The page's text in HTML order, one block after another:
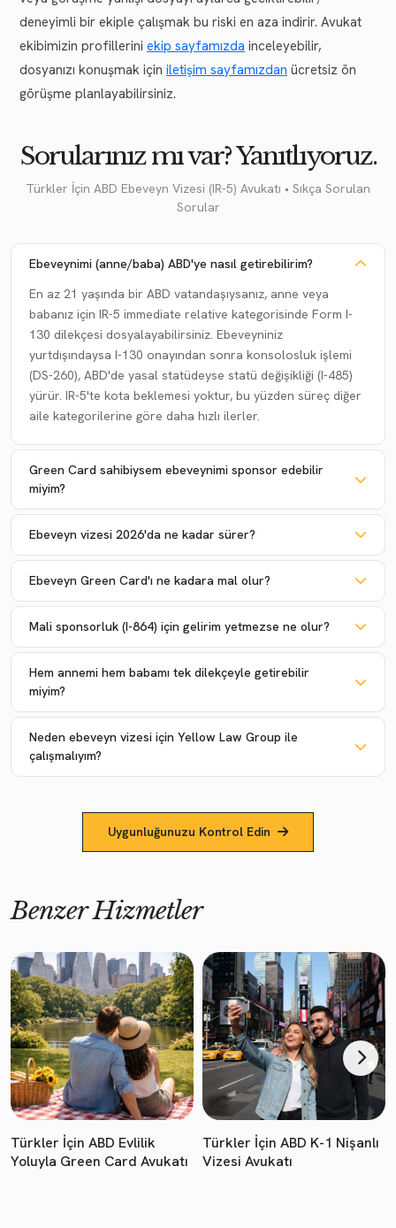
deneyimli bir ekiple çalışmak bu riski en aza indirir. Avukat
ekibimizin profillerini ekip sayfamızda inceleyebilir,
dosyanızı konuşmak için iletişim sayfamızdan ücretsiz ön
görüşme planlayabilirsiniz.
Sorularınız mı var? Yanıtlıyoruz.
Türkler İçin ABD Ebeveyn Vizesi (IR-5) Avukatı • Sıkça Sorulan
Sorular
Ebeveynimi (anne/baba) ABD'ye nasıl getirebilirim?
En az 21 yaşında bir ABD vatandaşıysanız, anne veya
babanız için IR-5 immediate relative kategorisinde Form I-
130 dilekçesi dosyalayabilirsiniz. Ebeveyniniz
yurtdışındaysa I-130 onayından sonra konsolosluk işlemi
(DS-260), ABD'de yasal statüdeyse statü değişikliği (I-485)
yürür. IR-5'te kota beklemesi yoktur, bu yüzden süreç diğer
aile kategorilerine göre daha hızlı ilerler.
Green Card sahibiysem ebeveynimi sponsor edebilir
miyim?
Ebeveyn vizesi 2026'da ne kadar sürer?
Ebeveyn Green Card'ı ne kadara mal olur?
Mali sponsorluk (I-864) için gelirim yetmezse ne olur?
Hem annemi hem babamı tek dilekçeyle getirebilir
miyim?
Neden ebeveyn vizesi için Yellow Law Group ile
çalışmalıyım?
Uygunluğunuzu Kontrol Edin
Benzer Hizmetler
Türkler İçin ABD Evlilik
Yoluyla Green Card Avukatı
Türkler İçin ABD K-1 Nişanlı
Vizesi Avukatı